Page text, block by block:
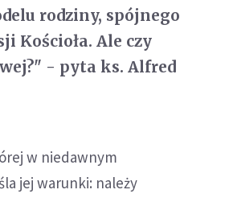
rodziny, spójnego
Kościoła. Ale czy
- pyta ks. Alfred
w niedawnym
jej warunki: należy